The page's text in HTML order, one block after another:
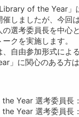
of the Year」
しましたが、今回
の選考委員長を中
クを実施します。
自由参加形式によ
」に関心のある方
Year 選考委員長
Year 選考委員長